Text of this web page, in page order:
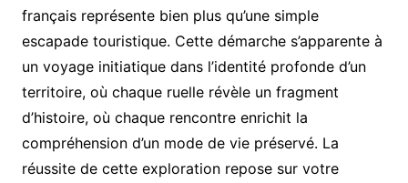
français représente bien plus qu’une simple
escapade touristique. Cette démarche s’apparente à
un voyage initiatique dans l’identité profonde d’un
territoire, où chaque ruelle révèle un fragment
d’histoire, où chaque rencontre enrichit la
compréhension d’un mode de vie préservé. La
réussite de cette exploration repose sur votre